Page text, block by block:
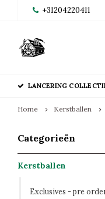
+31204220411
LANCERING
Home Kerstballen
Categorieën
Kerstballen
Exclusives - pre